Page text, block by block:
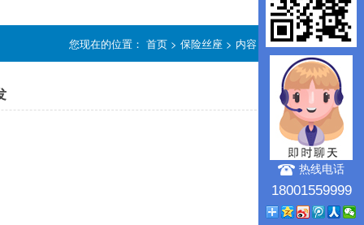
您现在的位置： 首页 > 保险丝座 > 内容
热线电话
18001559999